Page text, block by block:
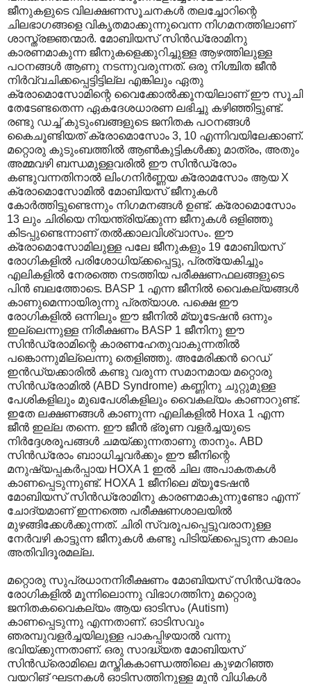
ജീനുകളുടെ വിലക്ഷണസൂചനകൾ തലച്ചോറിന്റെ
ചിലഭാഗങ്ങളെ വികൃതമാക്കുന്നുവെന്ന നിഗമനത്തിലാണ്
ശാസ്ത്രജ്ഞന്മാർ. മോബിയസ് സിൻഡ്രോമിനു
കാരണമാകുന്ന ജീനുകളെക്കുറിച്ചുള്ള ആഴത്തിലുള്ള
പഠനങ്ങൾ ആണു നടന്നുവരുന്നത്. ഒരു നിശ്ചിത ജീൻ
നിർവ്വചിക്കപ്പെട്ടിട്ടില്ല എങ്കിലും ഏതു
ക്രോമൊസോമിന്റെ വൈക്കോൽക്കൂനയിലാണ് ഈ സൂചി
തേടേണ്ടതെന്ന ഏകദേശധാരണ ലഭിച്ചു കഴിഞ്ഞിട്ടുണ്ട്.
രണ്ടു ഡച്ച് കുടുംബങ്ങളുടെ ജനിതക പഠനങ്ങൾ
കൈചൂണ്ടിയത് ക്രോമൊസോം 3, 10 എന്നിവയിലേക്കാണ്.
മറ്റൊരു കുടുംബത്തിൽ ആൺകുട്ടികൾക്കു മാത്രം, അതും
അമ്മവഴി ബന്ധമുള്ളവരിൽ ഈ സിൻഡ്രോം
കണ്ടുവന്നതിനാൽ ലിംഗനിർണ്ണയ ക്രോമസോം ആയ X
ക്രോമൊസോമിൽ മോബിയസ് ജീനുകൾ
കോർത്തിട്ടുണ്ടെന്നും നിഗമനങ്ങൾ ഉണ്ട്. ക്രോമൊസോം
13 ലും ചിരിയെ നിയന്ത്രിയ്ക്കുന്ന ജീനുകൾ ഒളിഞ്ഞു
കിടപ്പുണ്ടെന്നാണ് തൽക്കാലവിശ്വാസം. ഈ
ക്രോമൊസോമിലുള്ള പലേ ജീനുകളും 19 മോബിയസ്
രോഗികളിൽ പരിശോധിയ്ക്കപ്പെട്ടു, പ്രത്യേകിച്ചും
എലികളിൽ നേരത്തെ നടത്തിയ പരീക്ഷണഫലങ്ങളുടെ
പിൻ ബലത്തോടെ. BASP 1 എന്ന ജീനിൽ വൈകല്യങ്ങൾ
കാണുമെന്നായിരുന്നു പ്രത്യാശ. പക്ഷെ ഈ
രോഗികളിൽ ഒന്നിലും ഈ ജീനിൽ മ്യൂടേഷൻ ഒന്നും
ഇല്ലെന്നുള്ള നിരീക്ഷണം BASP 1 ജീനിനു ഈ
സിൻഡ്രോമിന്റെ കാരണഹേതുവാകുന്നതിൽ
പങ്കൊന്നുമില്ലെന്നു തെളിഞ്ഞു. അമേരിക്കൻ റെഡ്
ഇൻഡ്യക്കാരിൽ കണ്ടു വരുന്ന സമാനമായ മറ്റൊരു
സിൻഡ്രോമിൽ (ABD Syndrome) കണ്ണിനു ചുറ്റുമുള്ള
പേശികളിലും മുഖപേശികളിലും വൈകല്യം കാണാറുണ്ട്.
ഇതേ ലക്ഷണങ്ങൾ കാണുന്ന എലികളിൽ Hoxa 1 എന്ന
ജീൻ ഇല്ല തന്നെ. ഈ ജീൻ ഭ്രൂണ വളർച്ചയുടെ
നിർദ്ദേശരൂപങ്ങൾ ചമയ്ക്കുന്നതാണു താനും. ABD
സിൻഡ്രോം ബാ‍ാധിച്ചവർക്കും ഈ ജീനിന്റെ
മനുഷ്യപ്പകർപ്പായ HOXA 1 ഇൽ ചില അപാകതകൾ
കാണപ്പെടുന്നുണ്ട്. HOXA 1 ജീനിലെ മ്യൂടേഷൻ
മോബിയസ് സിൻഡ്രോമിനു കാരണമാകുന്നുണ്ടോ എന്ന്
ചോദ്യമാണ് ഇന്നത്തെ പരീക്ഷണശാലയിൽ
മുഴങ്ങിക്കേൾക്കുന്നത്. ചിരി സ്വരൂപപ്പെട്ടുവരാനുള്ള
നേർവഴി കാട്ടുന്ന ജീനുകൾ കണ്ടു പിടിയ്ക്കപ്പെടുന്ന കാലം
അതിവിദൂരമല്ല.
മറ്റൊരു സുപ്രധാനനിരീക്ഷണം മോബിയസ് സിൻഡ്രോം
രോഗികളിൽ മൂന്നിലൊന്നു വിഭാഗത്തിനു മറ്റൊരു
ജനിതകവൈകല്യം ആയ ഓടിസം (Autism)
കാണപ്പെടുന്നു എന്നതാണ്. ഓടിസവും
ഞരമ്പുവളർച്ചയിലുള്ള പാകപ്പിഴയാൽ വന്നു
ഭവിയ്ക്കുന്നതാണ്. ഒരു സാദ്ധ്യത മോബിയസ്
സിൻഡ്രൊമിലെ മസ്തികകാണ്ഡത്തിലെ കുഴമറിഞ്ഞ
വയറിങ് ഘടനകൾ ഓടിസത്തിനുള്ള മുൻ വിധികൾ